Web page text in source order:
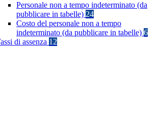
Personale non a tempo indeterminato (da
pubblicare in tabelle) 24
Costo del personale non a tempo
indeterminato (da pubblicare in tabelle) 6
di assenza 12